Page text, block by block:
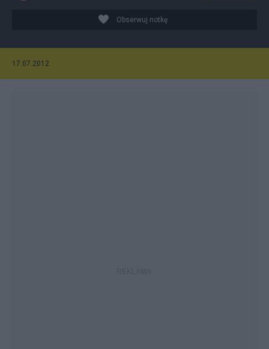
Obserwuj notkę
17.07.2012